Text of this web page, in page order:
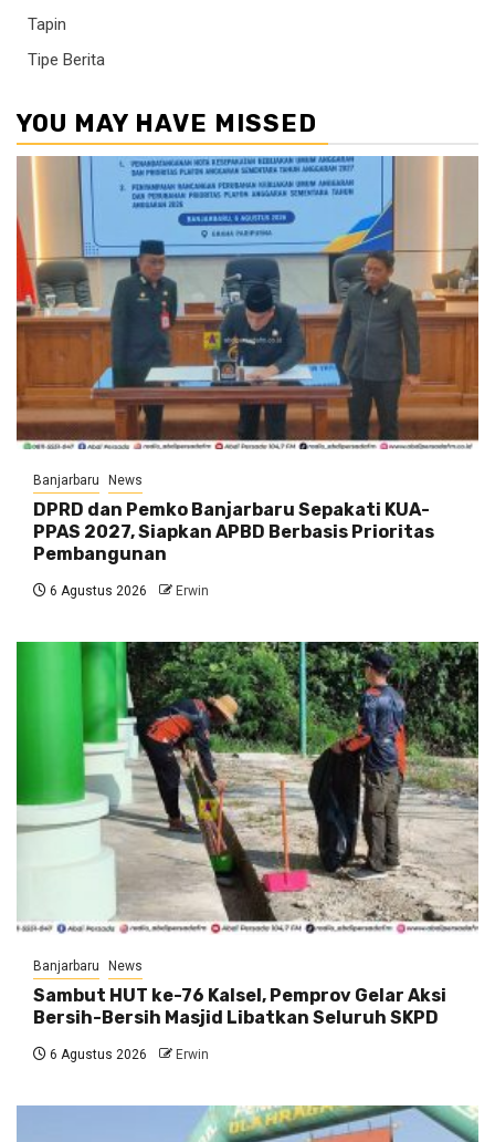
Tapin
Tipe Berita
YOU MAY HAVE MISSED
Banjarbaru News
DPRD dan Pemko Banjarbaru Sepakati KUA-
PPAS 2027, Siapkan APBD Berbasis Prioritas
Pembangunan
6 Agustus 2026 Erwin
Banjarbaru News
Sambut HUT ke-76 Kalsel, Pemprov Gelar Aksi
Bersih-Bersih Masjid Libatkan Seluruh SKPD
6 Agustus 2026 Erwin